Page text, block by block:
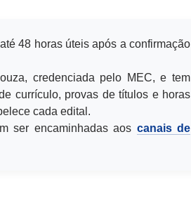
48 horas úteis após a confirmação
credenciada pelo MEC, e tem
currículo, provas de títulos e horas
cada edital.
ser encaminhadas aos canais de